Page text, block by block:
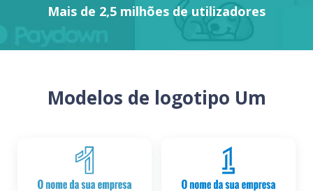
Mais de 2,5 milhões de utilizadores
Modelos de logotipo Um